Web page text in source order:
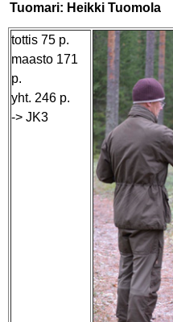
Tuomari: Heikki Tuomola
tottis 75 p.
maasto 171
p.
yht. 246 p.
-> JK3